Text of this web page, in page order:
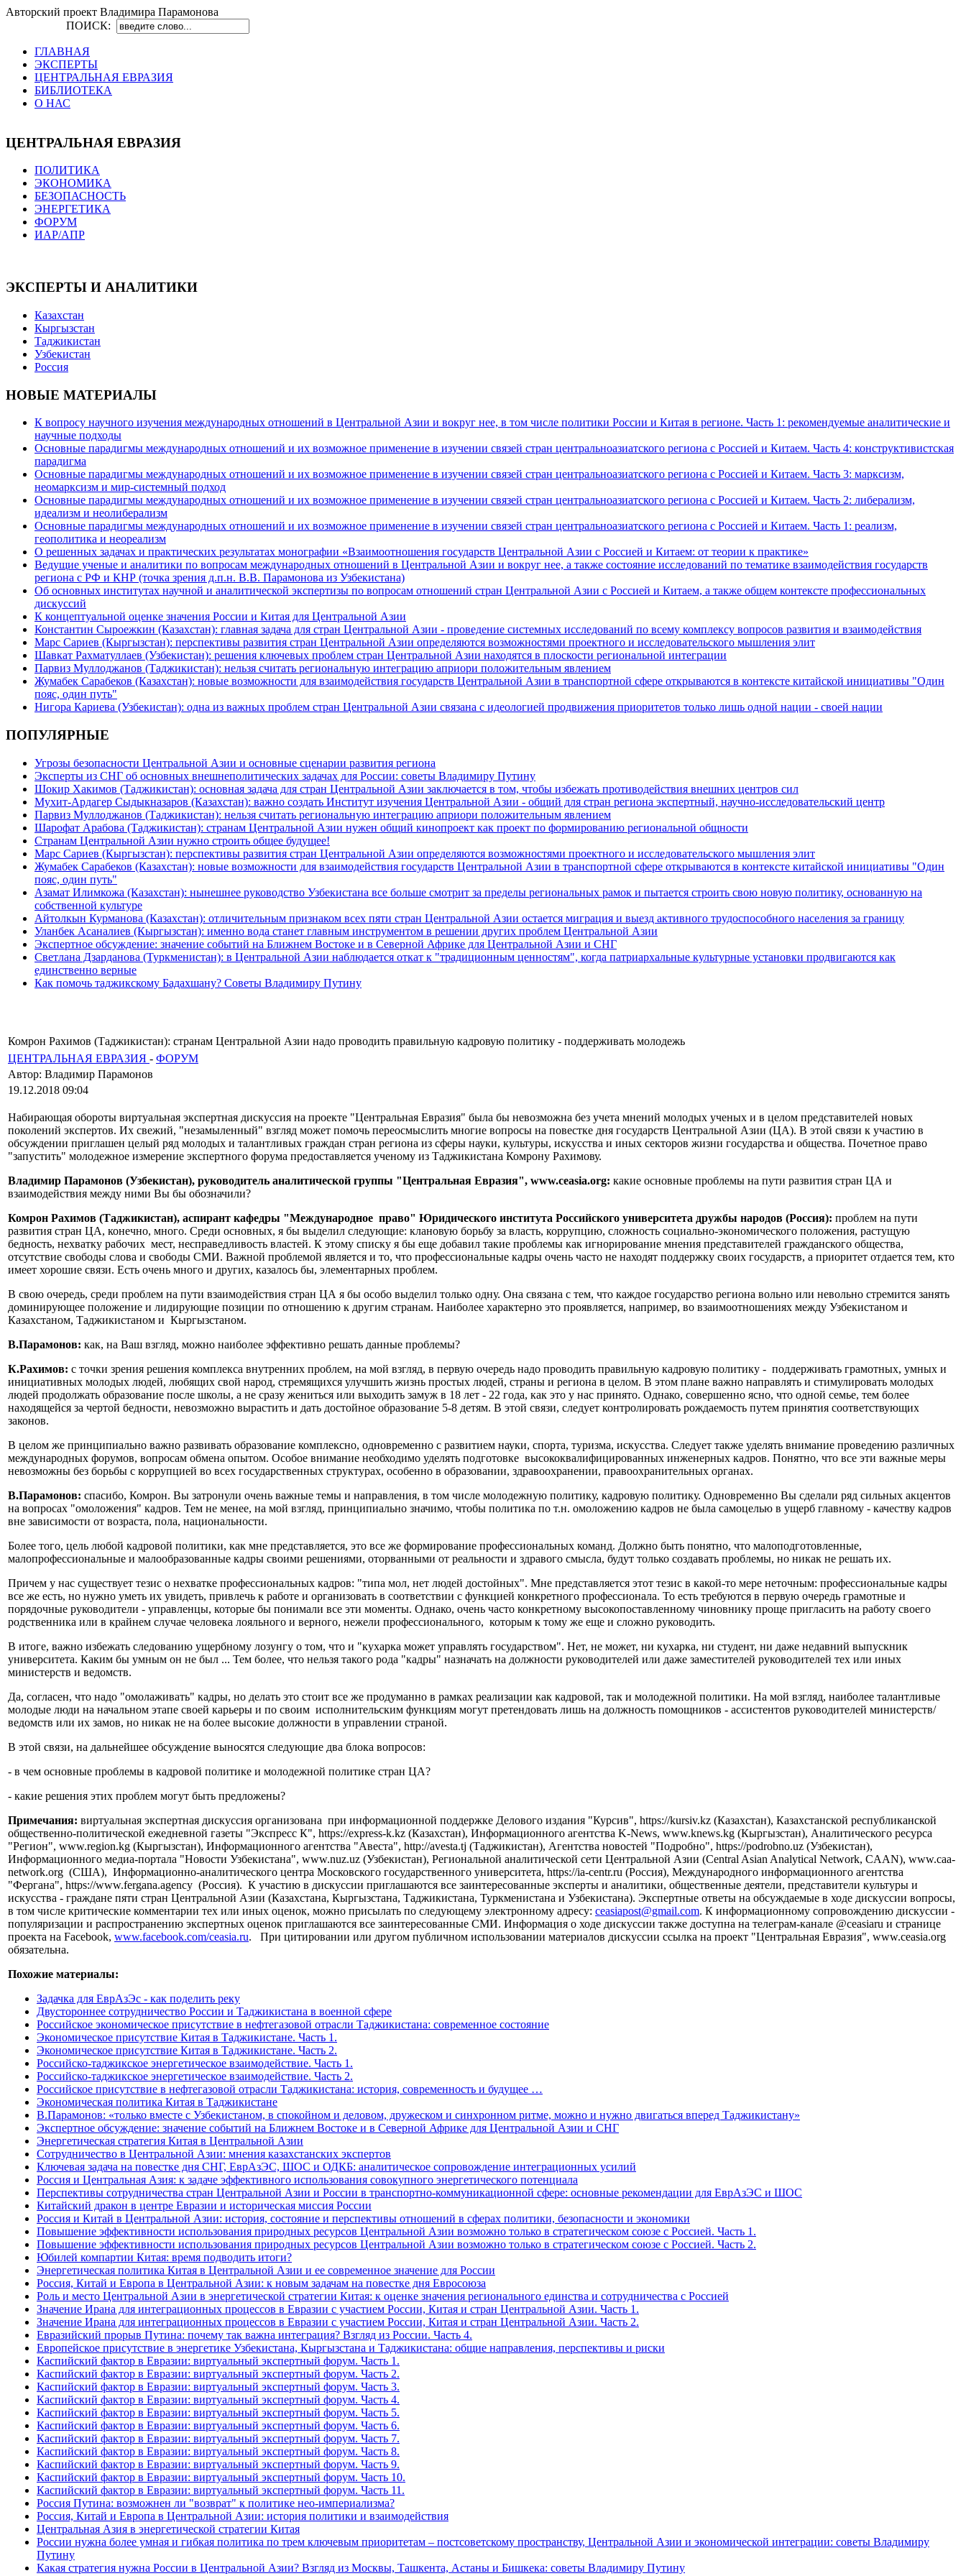
Авторский проект Владимира Парамонова
ПОИСК:
ГЛАВНАЯ
ЭКСПЕРТЫ
ЦЕНТРАЛЬНАЯ ЕВРАЗИЯ
БИБЛИОТЕКА
О НАС
ЦЕНТРАЛЬНАЯ ЕВРАЗИЯ
ПОЛИТИКА
ЭКОНОМИКА
БЕЗОПАСНОСТЬ
ЭНЕРГЕТИКА
ФОРУМ
ИАР/АПР
ЭКСПЕРТЫ И АНАЛИТИКИ
Казахстан
Кыргызстан
Таджикистан
Узбекистан
Россия
НОВЫЕ МАТЕРИАЛЫ
К вопросу научного изучения международных отношений в Центральной Азии и вокруг нее, в том числе политики России и Китая в регионе. Часть 1: рекомендуемые аналитические и
научные подходы
Основные парадигмы международных отношений и их возможное применение в изучении связей стран центральноазиатского региона с Россией и Китаем. Часть 4: конструктивистская
парадигма
Основные парадигмы международных отношений и их возможное применение в изучении связей стран центральноазиатского региона с Россией и Китаем. Часть 3: марксизм,
неомарксизм и мир-системный подход
Основные парадигмы международных отношений и их возможное применение в изучении связей стран центральноазиатского региона с Россией и Китаем. Часть 2: либерализм,
идеализм и неолиберализм
Основные парадигмы международных отношений и их возможное применение в изучении связей стран центральноазиатского региона с Россией и Китаем. Часть 1: реализм,
геополитика и неореализм
О решенных задачах и практических результатах монографии «Взаимоотношения государств Центральной Азии с Россией и Китаем: от теории к практике»
Ведущие ученые и аналитики по вопросам международных отношений в Центральной Азии и вокруг нее, а также состояние исследований по тематике взаимодействия государств
региона с РФ и КНР (точка зрения д.п.н. В.В. Парамонова из Узбекистана)
Об основных институтах научной и аналитической экспертизы по вопросам отношений стран Центральной Азии с Россией и Китаем, а также общем контексте профессиональных
дискуссий
К концептуальной оценке значения России и Китая для Центральной Азии
Константин Сыроежкин (Казахстан): главная задача для стран Центральной Азии - проведение системных исследований по всему комплексу вопросов развития и взаимодействия
Марс Сариев (Кыргызстан): перспективы развития стран Центральной Азии определяются возможностями проектного и исследовательского мышления элит
Шавкат Рахматуллаев (Узбекистан): решения ключевых проблем стран Центральной Азии находятся в плоскости региональной интеграции
Парвиз Муллоджанов (Таджикистан): нельзя считать региональную интеграцию априори положительным явлением
Жумабек Сарабеков (Казахстан): новые возможности для взаимодействия государств Центральной Азии в транспортной сфере открываются в контексте китайской инициативы "Один
пояс, один путь"
Нигора Кариева (Узбекистан): одна из важных проблем стран Центральной Азии связана с идеологией продвижения приоритетов только лишь одной нации - своей нации
ПОПУЛЯРНЫЕ
Угрозы безопасности Центральной Азии и основные сценарии развития региона
Эксперты из СНГ об основных внешнеполитических задачах для России: советы Владимиру Путину
Шокир Хакимов (Таджикистан): основная задача для стран Центральной Азии заключается в том, чтобы избежать противодействия внешних центров сил
Мухит-Ардагер Сыдыкназаров (Казахстан): важно создать Институт изучения Центральной Азии - общий для стран региона экспертный, научно-исследовательский центр
Парвиз Муллоджанов (Таджикистан): нельзя считать региональную интеграцию априори положительным явлением
Шарофат Арабова (Таджикистан): странам Центральной Азии нужен общий кинопроект как проект по формированию региональной общности
Странам Центральной Азии нужно строить общее будущее!
Марс Сариев (Кыргызстан): перспективы развития стран Центральной Азии определяются возможностями проектного и исследовательского мышления элит
Жумабек Сарабеков (Казахстан): новые возможности для взаимодействия государств Центральной Азии в транспортной сфере открываются в контексте китайской инициативы "Один
пояс, один путь"
Азамат Илимкожа (Казахстан): нынешнее руководство Узбекистана все больше смотрит за пределы региональных рамок и пытается строить свою новую политику, основанную на
собственной культуре
Айтолкын Курманова (Казахстан): отличительным признаком всех пяти стран Центральной Азии остается миграция и выезд активного трудоспособного населения за границу
Уланбек Асаналиев (Кыргызстан): именно вода станет главным инструментом в решении других проблем Центральной Азии
Экспертное обсуждение: значение событий на Ближнем Востоке и в Северной Африке для Центральной Азии и СНГ
Светлана Дзарданова (Туркменистан): в Центральной Азии наблюдается откат к "традиционным ценностям", когда патриархальные культурные установки продвигаются как
единственно верные
Как помочь таджикскому Бадахшану? Советы Владимиру Путину
Комрон Рахимов (Таджикистан): странам Центральной Азии надо проводить правильную кадровую политику - поддерживать молодежь
ЦЕНТРАЛЬНАЯ ЕВРАЗИЯ - ФОРУМ
Автор: Владимир Парамонов
19.12.2018 09:04
Набирающая обороты виртуальная экспертная дискуссия на проекте "Центральная Евразия" была бы невозможна без учета мнений молодых ученых и в целом представителей новых
поколений экспертов. Их свежий, "незамыленный" взгляд может помочь переосмыслить многие вопросы на повестке дня государств Центральной Азии (ЦА). В этой связи к участию в
обсуждении приглашен целый ряд молодых и талантливых граждан стран региона из сферы науки, культуры, искусства и иных секторов жизни государства и общества. Почетное право
"запустить" молодежное измерение экспертного форума предоставляется ученому из Таджикистана Комрону Рахимову.
Владимир Парамонов (Узбекистан), руководитель аналитической группы "Центральная Евразия", www.ceasia.org: какие основные проблемы на пути развития стран ЦА и
взаимодействия между ними Вы бы обозначили?
Комрон Рахимов (Таджикистан), аспирант кафедры "Международное право" Юридического института Российского университета дружбы народов (Россия): проблем на пути
развития стран ЦА, конечно, много. Среди основных, я бы выделил следующие: клановую борьбу за власть, коррупцию, сложность социально-экономического положения, растущую
бедность, нехватку рабочих мест, несправедливость властей. К этому списку я бы еще добавил такие проблемы как игнорирование мнения представителей гражданского общества,
отсутствие свободы слова и свободы СМИ. Важной проблемой является и то, что профессиональные кадры очень часто не находят поддержку своих государств, а приоритет отдается тем, кто
имеет хорошие связи. Есть очень много и других, казалось бы, элементарных проблем.
В свою очередь, среди проблем на пути взаимодействия стран ЦА я бы особо выделил только одну. Она связана с тем, что каждое государство региона вольно или невольно стремится занять
доминирующее положение и лидирующие позиции по отношению к другим странам. Наиболее характерно это проявляется, например, во взаимоотношениях между Узбекистаном и
Казахстаном, Таджикистаном и Кыргызстаном.
В.Парамонов: как, на Ваш взгляд, можно наиболее эффективно решать данные проблемы?
К.Рахимов: с точки зрения решения комплекса внутренних проблем, на мой взгляд, в первую очередь надо проводить правильную кадровую политику - поддерживать грамотных, умных и
инициативных молодых людей, любящих свой народ, стремящихся улучшить жизнь простых людей, страны и региона в целом. В этом плане важно направлять и стимулировать молодых
людей продолжать образование после школы, а не сразу жениться или выходить замуж в 18 лет - 22 года, как это у нас принято. Однако, совершенно ясно, что одной семье, тем более
находящейся за чертой бедности, невозможно вырастить и дать достойное образование 5-8 детям. В этой связи, следует контролировать рождаемость путем принятия соответствующих
законов.
В целом же принципиально важно развивать образование комплексно, одновременно с развитием науки, спорта, туризма, искусства. Следует также уделять внимание проведению различных
международных форумов, вопросам обмена опытом. Особое внимание необходимо уделять подготовке высококвалифицированных инженерных кадров. Понятно, что все эти важные меры
невозможны без борьбы с коррупцией во всех государственных структурах, особенно в образовании, здравоохранении, правоохранительных органах.
В.Парамонов: спасибо, Комрон. Вы затронули очень важные темы и направления, в том числе молодежную политику, кадровую политику. Одновременно Вы сделали ряд сильных акцентов
на вопросах "омоложения" кадров. Тем не менее, на мой взгляд, принципиально значимо, чтобы политика по т.н. омоложению кадров не была самоцелью в ущерб главному - качеству кадров
вне зависимости от возраста, пола, национальности.
Более того, цель любой кадровой политики, как мне представляется, это все же формирование профессиональных команд. Должно быть понятно, что малоподготовленные,
малопрофессиональные и малообразованные кадры своими решениями, оторванными от реальности и здравого смысла, будут только создавать проблемы, но никак не решать их.
Причем у нас существует тезис о нехватке профессиональных кадров: "типа мол, нет людей достойных". Мне представляется этот тезис в какой-то мере неточным: профессиональные кадры
все же есть, но нужно уметь их увидеть, привлечь к работе и организовать в соответствии с функцией конкретного профессионала. То есть требуются в первую очередь грамотные и
порядочные руководители - управленцы, которые бы понимали все эти моменты. Однако, очень часто конкретному высокопоставленному чиновнику проще пригласить на работу своего
родственника или в крайнем случае человека лояльного и верного, нежели профессионального, которым к тому же еще и сложно руководить.
В итоге, важно избежать следованию ущербному лозунгу о том, что и "кухарка может управлять государством". Нет, не может, ни кухарка, ни студент, ни даже недавний выпускник
университета. Каким бы умным он не был ... Тем более, что нельзя такого рода "кадры" назначать на должности руководителей или даже заместителей руководителей тех или иных
министерств и ведомств.
Да, согласен, что надо "омолаживать" кадры, но делать это стоит все же продуманно в рамках реализации как кадровой, так и молодежной политики. На мой взгляд, наиболее талантливые
молодые люди на начальном этапе своей карьеры и по своим исполнительским функциям могут претендовать лишь на должность помощников - ассистентов руководителей министерств/
ведомств или их замов, но никак не на более высокие должности в управлении страной.
В этой связи, на дальнейшее обсуждение выносятся следующие два блока вопросов:
- в чем основные проблемы в кадровой политике и молодежной политике стран ЦА?
- какие решения этих проблем могут быть предложены?
Примечания: виртуальная экспертная дискуссия организована при информационной поддержке Делового издания "Курсив", https://kursiv.kz (Казахстан), Казахстанской республиканской
общественно-политической ежедневной газеты "Экспресс К", https://express-k.kz (Казахстан), Информационного агентства K-News, www.knews.kg (Кыргызстан), Аналитического ресурса
"Регион", www.region.kg (Кыргызстан), Информационного агентства "Авеста", http://avesta.tj (Таджикистан), Агентства новостей "Подробно", https://podrobno.uz (Узбекистан),
Информационного медиа-портала "Новости Узбекистана", www.nuz.uz (Узбекистан), Региональной аналитической сети Центральной Азии (Central Asian Analytical Network, CAAN), www.caa-
network.org (США), Информационно-аналитического центра Московского государственного университета, https://ia-centr.ru (Россия), Международного информационного агентства
"Фергана", https://www.fergana.agency (Россия). К участию в дискуссии приглашаются все заинтересованные эксперты и аналитики, общественные деятели, представители культуры и
искусства - граждане пяти стран Центральной Азии (Казахстана, Кыргызстана, Таджикистана, Туркменистана и Узбекистана). Экспертные ответы на обсуждаемые в ходе дискуссии вопросы,
в том числе критические комментарии тех или иных оценок, можно присылать по следующему электронному адресу: ceasiapost@gmail.com. К информационному сопровождению дискуссии -
популяризации и распространению экспертных оценок приглашаются все заинтересованные СМИ. Информация о ходе дискуссии также доступна на телеграм-канале @ceasiaru и странице
проекта на Facebook, www.facebook.com/ceasia.ru. При цитировании или другом публичном использовании материалов дискуссии ссылка на проект "Центральная Евразия", www.ceasia.org
обязательна.
Похожие материалы:
Задачка для ЕврАзЭс - как поделить реку
Двустороннее сотрудничество России и Таджикистана в военной сфере
Российское экономическое присутствие в нефтегазовой отрасли Таджикистана: современное состояние
Экономическое присутствие Китая в Таджикистане. Часть 1.
Экономическое присутствие Китая в Таджикистане. Часть 2.
Российско-таджикское энергетическое взаимодействие. Часть 1.
Российско-таджикское энергетическое взаимодействие. Часть 2.
Российское присутствие в нефтегазовой отрасли Таджикистана: история, современность и будущее …
Экономическая политика Китая в Таджикистане
В.Парамонов: «только вместе с Узбекистаном, в спокойном и деловом, дружеском и синхронном ритме, можно и нужно двигаться вперед Таджикистану»
Экспертное обсуждение: значение событий на Ближнем Востоке и в Северной Африке для Центральной Азии и СНГ
Энергетическая стратегия Китая в Центральной Азии
Сотрудничество в Центральной Азии: мнения казахстанских экспертов
Ключевая задача на повестке дня СНГ, ЕврАзЭС, ШОС и ОДКБ: аналитическое сопровождение интеграционных усилий
Россия и Центральная Азия: к задаче эффективного использования совокупного энергетического потенциала
Перспективы сотрудничества стран Центральной Азии и России в транспортно-коммуникационной сфере: основные рекомендации для ЕврАзЭС и ШОС
Китайский дракон в центре Евразии и историческая миссия России
Россия и Китай в Центральной Азии: история, состояние и перспективы отношений в сферах политики, безопасности и экономики
Повышение эффективности использования природных ресурсов Центральной Азии возможно только в стратегическом союзе с Россией. Часть 1.
Повышение эффективности использования природных ресурсов Центральной Азии возможно только в стратегическом союзе с Россией. Часть 2.
Юбилей компартии Китая: время подводить итоги?
Энергетическая политика Китая в Центральной Азии и ее современное значение для России
Россия, Китай и Европа в Центральной Азии: к новым задачам на повестке дня Евросоюза
Роль и место Центральной Азии в энергетической стратегии Китая: к оценке значения регионального единства и сотрудничества с Россией
Значение Ирана для интеграционных процессов в Евразии с участием России, Китая и стран Центральной Азии. Часть 1.
Значение Ирана для интеграционных процессов в Евразии с участием России, Китая и стран Центральной Азии. Часть 2.
Евразийский прорыв Путина: почему так важна интеграция? Взгляд из России. Часть 4.
Европейское присутствие в энергетике Узбекистана, Кыргызстана и Таджикистана: общие направления, перспективы и риски
Каспийский фактор в Евразии: виртуальный экспертный форум. Часть 1.
Каспийский фактор в Евразии: виртуальный экспертный форум. Часть 2.
Каспийский фактор в Евразии: виртуальный экспертный форум. Часть 3.
Каспийский фактор в Евразии: виртуальный экспертный форум. Часть 4.
Каспийский фактор в Евразии: виртуальный экспертный форум. Часть 5.
Каспийский фактор в Евразии: виртуальный экспертный форум. Часть 6.
Каспийский фактор в Евразии: виртуальный экспертный форум. Часть 7.
Каспийский фактор в Евразии: виртуальный экспертный форум. Часть 8.
Каспийский фактор в Евразии: виртуальный экспертный форум. Часть 9.
Каспийский фактор в Евразии: виртуальный экспертный форум. Часть 10.
Каспийский фактор в Евразии: виртуальный экспертный форум. Часть 11.
Россия Путина: возможнен ли "возврат" к политике нео-империализма?
Россия, Китай и Европа в Центральной Азии: история политики и взаимодействия
Центральная Азия в энергетической стратегии Китая
России нужна более умная и гибкая политика по трем ключевым приоритетам – постсоветскому пространству, Центральной Азии и экономической интеграции: советы Владимиру
Путину
Какая стратегия нужна России в Центральной Азии? Взгляд из Москвы, Ташкента, Астаны и Бишкека: советы Владимиру Путину